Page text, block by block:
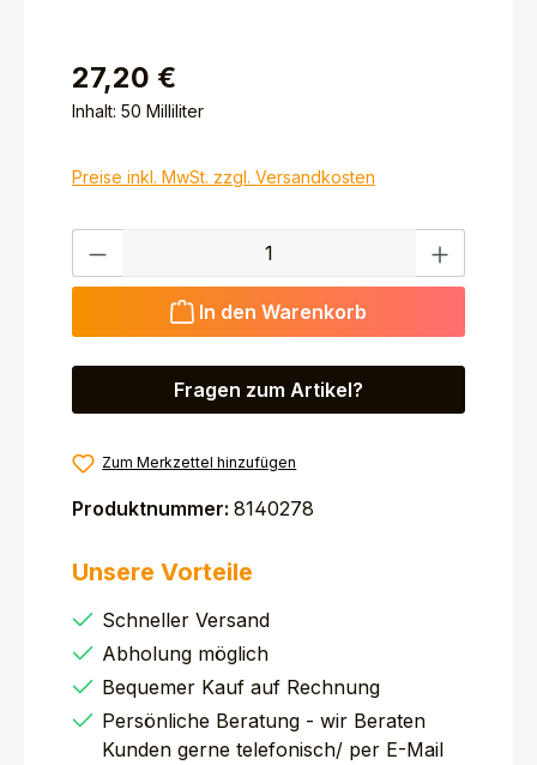
27,20 €
Inhalt: 50 Milliliter
Preise inkl. MwSt. zzgl. Versandkosten
Produkt Anzahl: Gib den gewünschten Wert ein
In den Warenkorb
Fragen zum Artikel?
Zum Merkzettel hinzufügen
Produktnummer: 8140278
Unsere Vorteile
Schneller Versand
Abholung möglich
Bequemer Kauf auf Rechnung
Persönliche Beratung - wir Beraten
Kunden gerne telefonisch/ per E-Mail